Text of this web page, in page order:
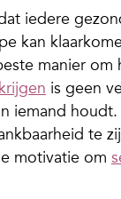
iedere
kan
manier om
is geen
iemand
te
motivatie om